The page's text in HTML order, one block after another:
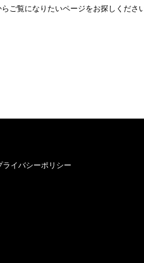
ご覧になりたいページをお探しくださ
ライバシーポリシー